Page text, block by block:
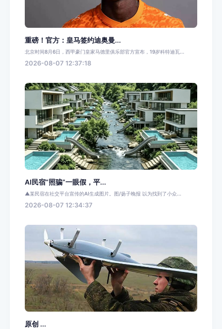
重磅！官方：皇马签约迪奥曼...
北京时间8月6日，西甲豪门皇家马德里俱乐部官方宣布，19岁科特迪瓦...
2026-08-07 12:37:18
AI民宿“照骗”一眼假，平...
▲某民宿在社交平台宣传的AI生成图片。图/扬子晚报 以为找到了小众...
2026-08-07 12:34:37
原创 ...